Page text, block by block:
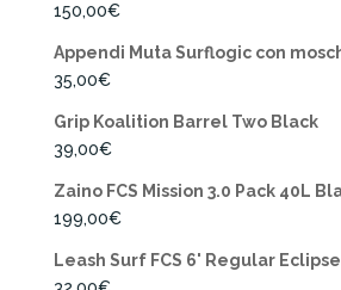
150,00€
Appendi Muta Surflogic con
35,00€
Grip Koalition Barrel Two Black
39,00€
Zaino FCS Mission 3.0 Pack 40L
199,00€
Leash Surf FCS 6' Regular Eclipse